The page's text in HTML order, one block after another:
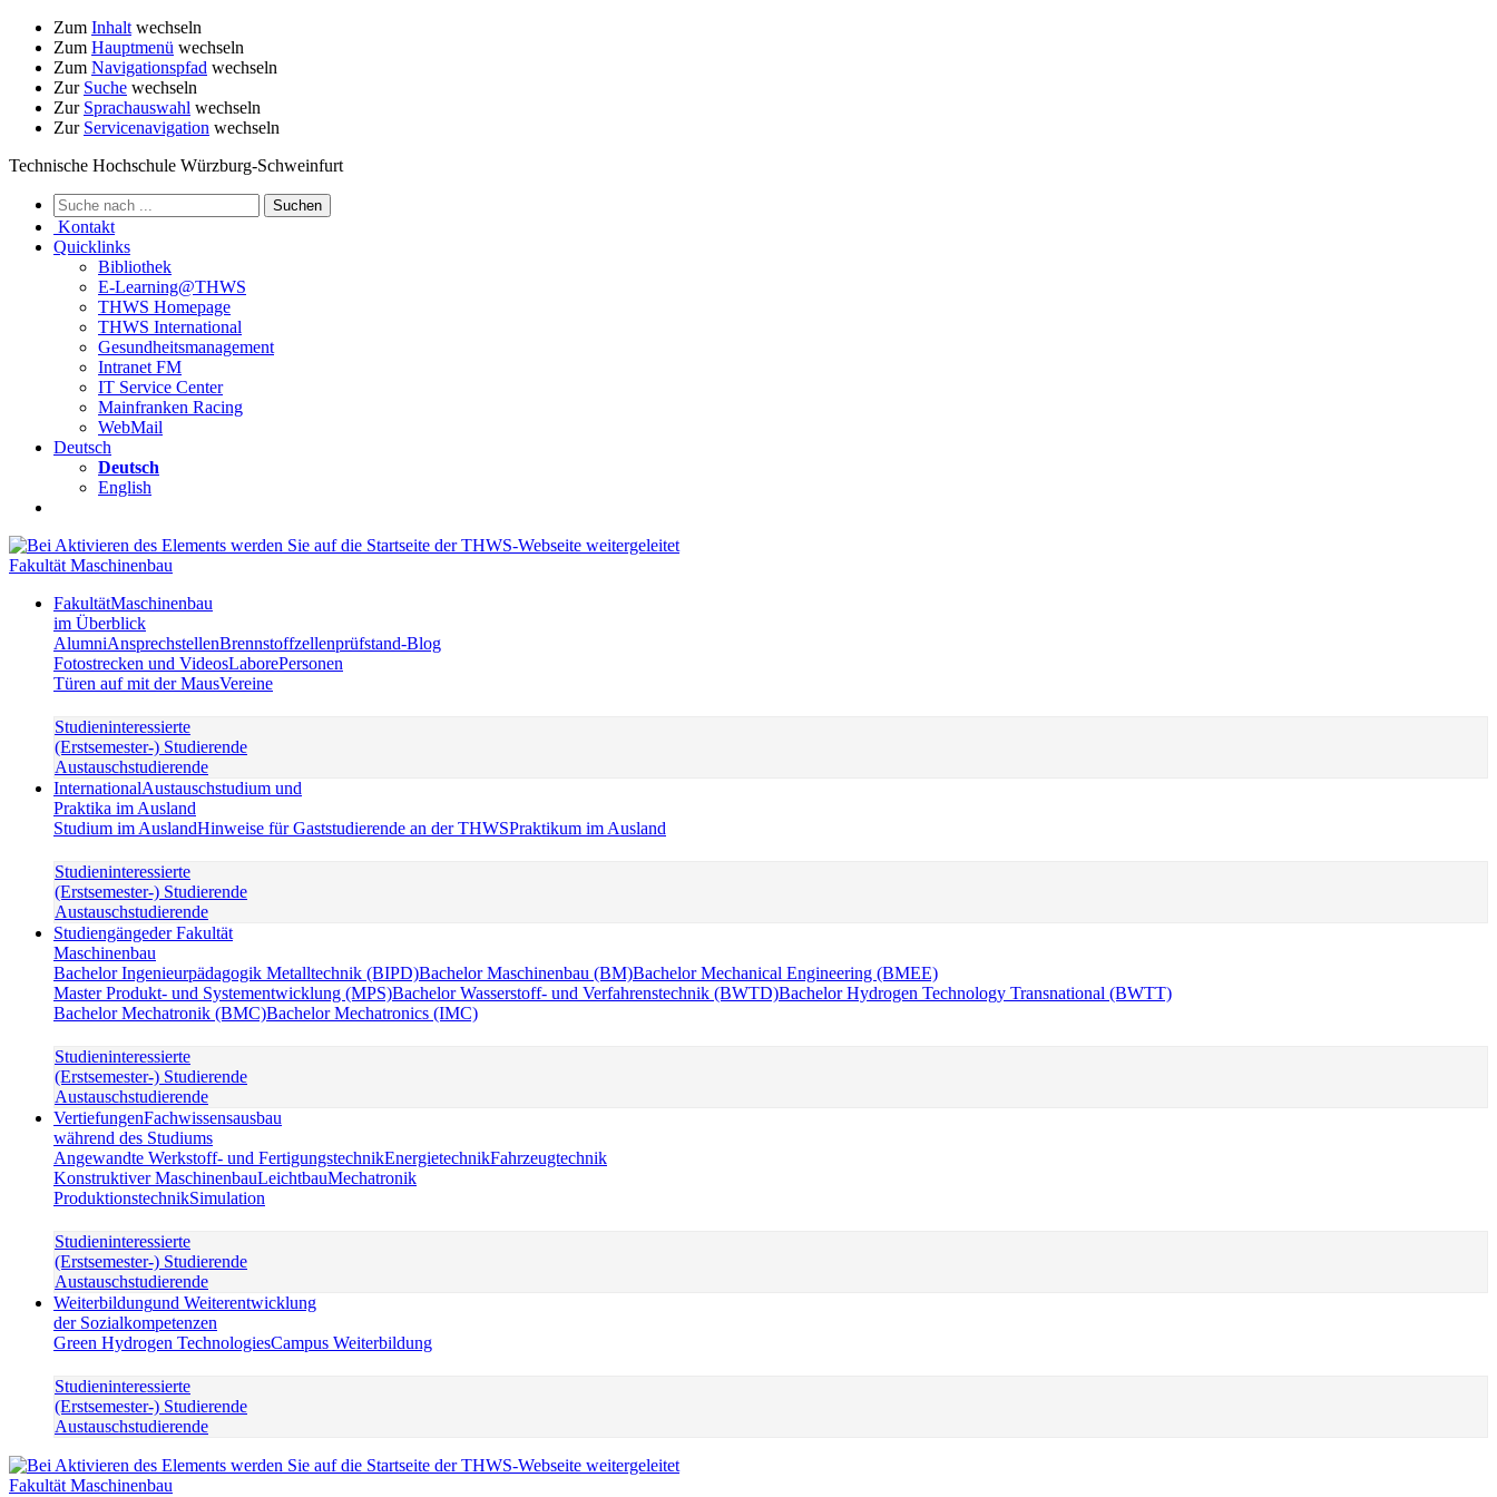
Zum Inhalt wechseln
Zum Hauptmenü wechseln
Zum Navigationspfad wechseln
Zur Suche wechseln
Zur Sprachauswahl wechseln
Zur Servicenavigation wechseln
Technische Hochschule Würzburg-Schweinfurt
Kontakt
Quicklinks
Bibliothek
E-Learning@THWS
THWS Homepage
THWS International
Gesundheitsmanagement
Intranet FM
IT Service Center
Mainfranken Racing
WebMail
Deutsch
Deutsch
English
Fakultät Maschinenbau
FakultätMaschinenbau
im Überblick
AlumniAnsprechstellenBrennstoffzellenprüfstand-Blog
Fotostrecken und VideosLaborePersonen
Türen auf mit der MausVereine
Studieninteressierte
(Erstsemester-) Studierende
Austauschstudierende
InternationalAustauschstudium und
Praktika im Ausland
Studium im AuslandHinweise für Gaststudierende an der THWSPraktikum im Ausland
Studieninteressierte
(Erstsemester-) Studierende
Austauschstudierende
Studiengängeder Fakultät
Maschinenbau
Bachelor Ingenieurpädagogik Metalltechnik (BIPD)Bachelor Maschinenbau (BM)Bachelor Mechanical Engineering (BMEE)
Master Produkt- und Systementwicklung (MPS)Bachelor Wasserstoff- und Verfahrenstechnik (BWTD)Bachelor Hydrogen Technology Transnational (BWTT)
Bachelor Mechatronik (BMC)Bachelor Mechatronics (IMC)
Studieninteressierte
(Erstsemester-) Studierende
Austauschstudierende
VertiefungenFachwissensausbau
während des Studiums
Angewandte Werkstoff- und FertigungstechnikEnergietechnikFahrzeugtechnik
Konstruktiver MaschinenbauLeichtbauMechatronik
ProduktionstechnikSimulation
Studieninteressierte
(Erstsemester-) Studierende
Austauschstudierende
Weiterbildungund Weiterentwicklung
der Sozialkompetenzen
Green Hydrogen TechnologiesCampus Weiterbildung
Studieninteressierte
(Erstsemester-) Studierende
Austauschstudierende
Fakultät Maschinenbau